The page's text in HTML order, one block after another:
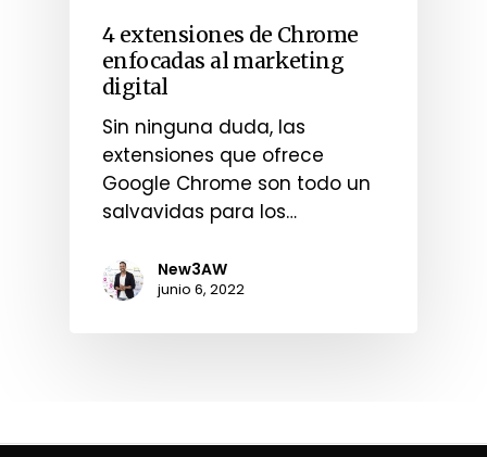
4 extensiones de Chrome
enfocadas al marketing
digital
Sin ninguna duda, las
extensiones que ofrece
Google Chrome son todo un
salvavidas para los…
New3AW
junio 6, 2022